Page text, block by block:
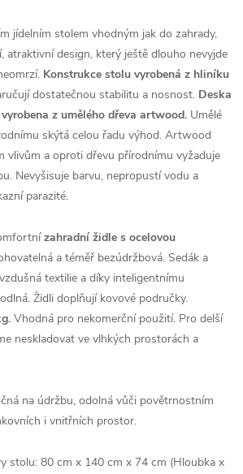
jídelním stolem vhodným jak do zahrady,
atraktivní design, který ještě dlouho nevyjde
Konstrukce stolu vyrobená z hliníku
dostatečnou stabilitu a nosnost. Deska
z umělého dřeva artwood. Umělé
skýtá celou řadu výhod. Artwood
vlivům a oproti dřevu přírodnímu vyžaduje
Nevyšisuje barvu, nepropustí vodu a
parazité.
zahradní židle s ocelovou
a téměř bezúdržbová. Sedák a
textilie a díky inteligentnímu
Židli doplňují kovové područky.
Vhodná pro nekomerční použití. Pro delší
neskladovat ve vlhkých prostorách a
na údržbu, odolná vůči povětrnostním
i vnitřních prostor.
stolu: 80 cm x 140 cm x 74 cm (Hloubka x